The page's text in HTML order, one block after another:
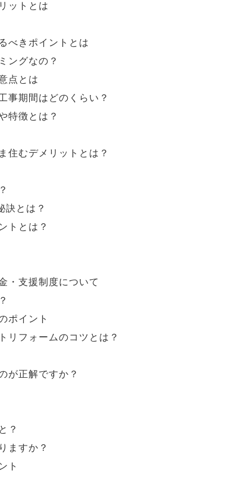
ットとは
べきポイントとは
ングなの？
点とは
事期間はどのくらい？
特徴とは？
住むデメリットとは？
訣とは？
トとは？
・支援制度について
ポイント
リフォームのコツとは？
が正解ですか？
？
ますか？
ト